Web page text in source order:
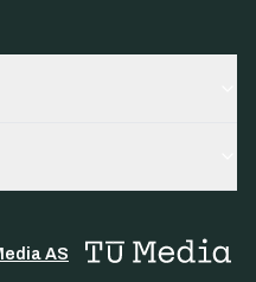
AS